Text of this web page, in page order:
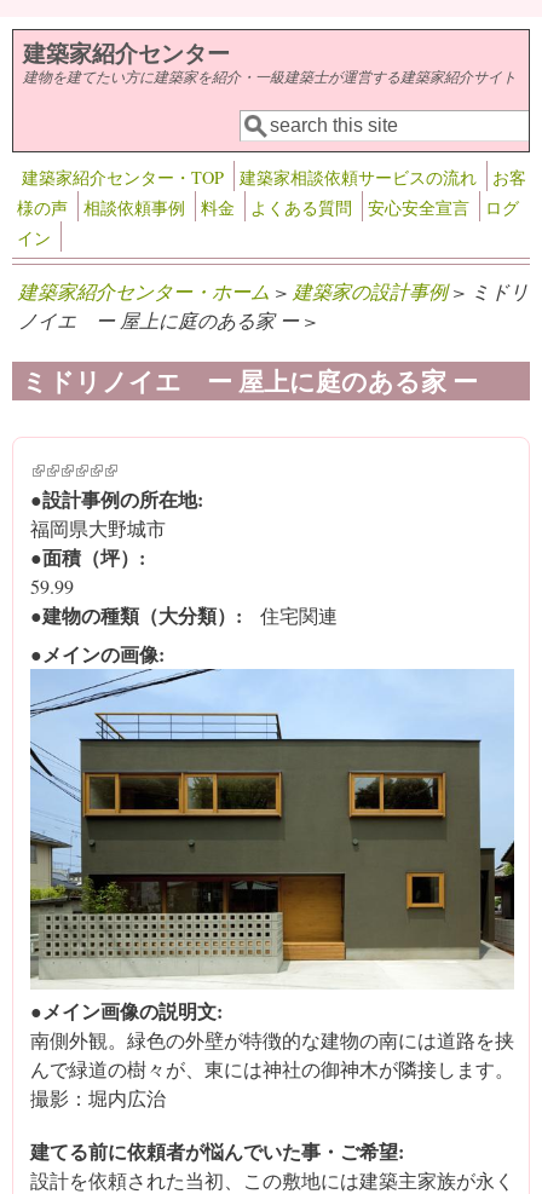
メインコンテンツに移動
建築家紹介センター
建物を建てたい方に建築家を紹介・一級建築士が運営する建築家紹介サイト
検索フォーム
検索
建築家紹介センター・TOP 建築家相談依頼サービスの流れ
お客
様の声
相談依頼事例 料金 よくある質問 安心安全宣言
ログ
イン
建築家紹介センター・ホーム > 建築家の設計事例> ミドリ
ノイエ ー 屋上に庭のある家 ー >
ミドリノイエ ー 屋上に庭のある家 ー
(link is external)
(link is external)
(link is external)
(link is external)
(link is external)
(link is external)
●設計事例の所在地:
福岡県大野城市
●面積（坪）:
59.99
●建物の種類（大分類）: 住宅関連
●メインの画像:
●メイン画像の説明文:
南側外観。緑色の外壁が特徴的な建物の南には道路を挟
んで緑道の樹々が、東には神社の御神木が隣接します。
撮影：堀内広治
建てる前に依頼者が悩んでいた事・ご希望:
設計を依頼された当初、この敷地には建築主家族が永く